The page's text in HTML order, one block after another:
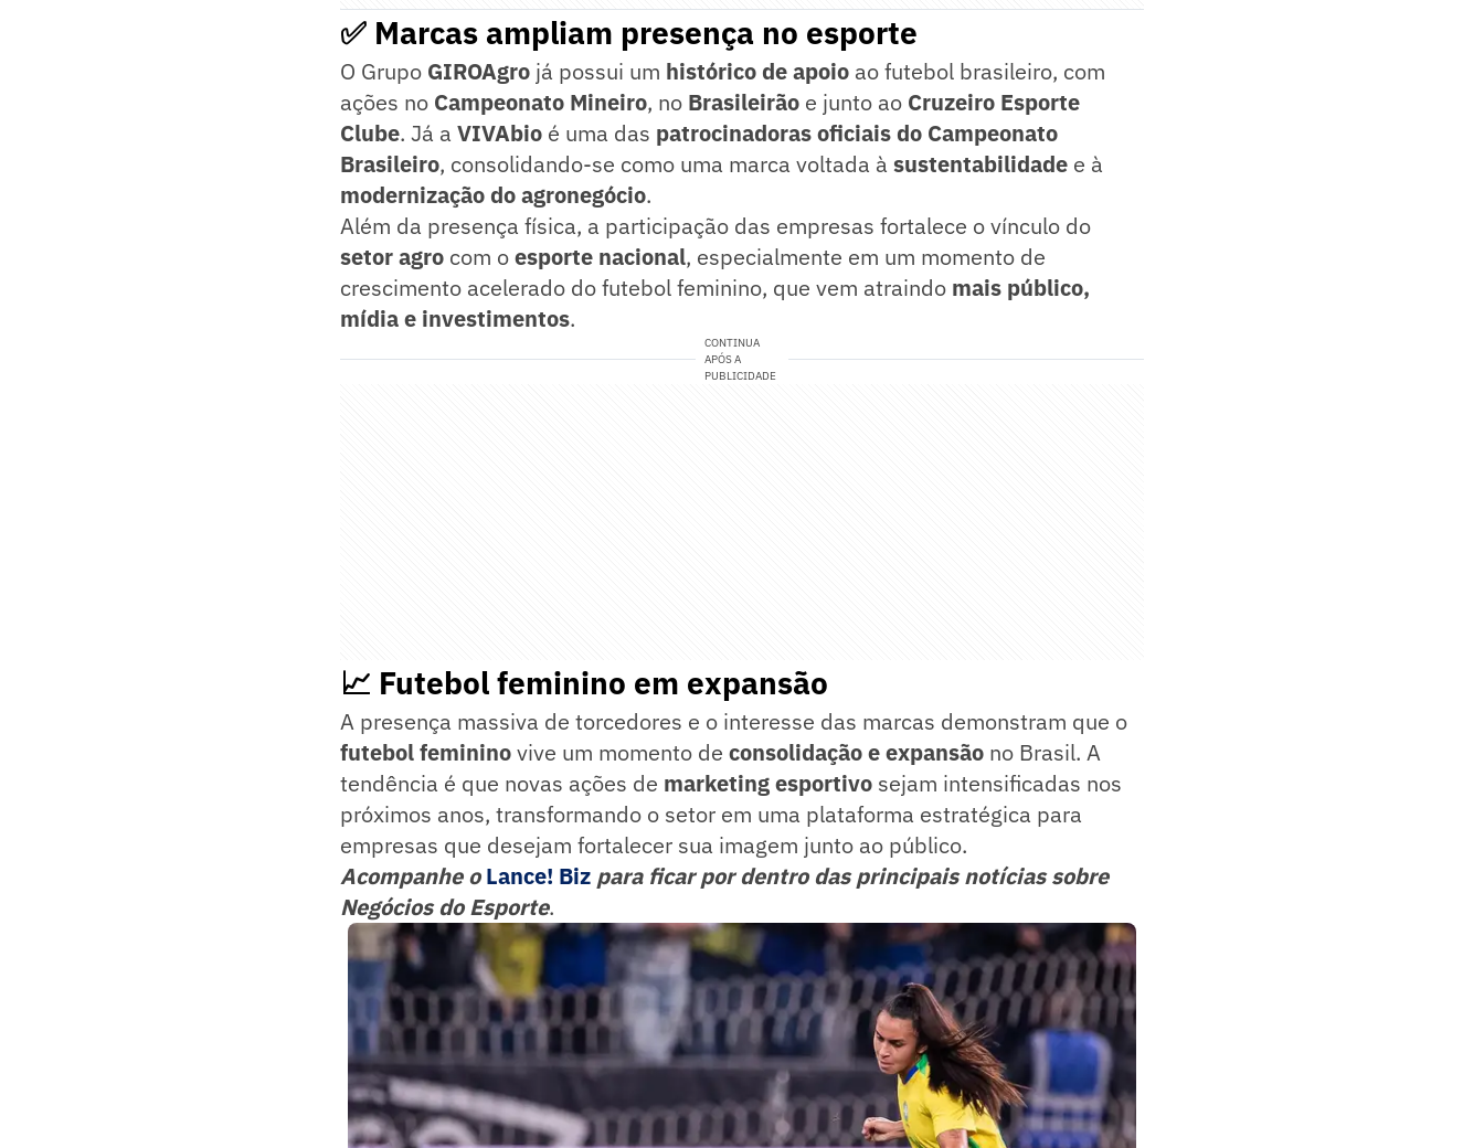
✅ Marcas ampliam presença no esporte
O Grupo GIROAgro já possui um histórico de apoio ao futebol brasileiro, com
ações no Campeonato Mineiro, no Brasileirão e junto ao Cruzeiro Esporte
Clube. Já a VIVAbio é uma das patrocinadoras oficiais do Campeonato
Brasileiro, consolidando-se como uma marca voltada à sustentabilidade e à
modernização do agronegócio.
Além da presença física, a participação das empresas fortalece o vínculo do
setor agro com oesporte nacional, especialmente em um momento de
crescimento acelerado do futebol feminino, que vem atraindo mais público,
mídia e investimentos.
CONTINUA
APÓS A
PUBLICIDADE
📈 Futebol feminino em expansão
A presença massiva de torcedores e o interesse das marcas demonstram que o
futebol femininovive um momento de consolidação e expansão no Brasil. A
tendência é que novas ações de marketing esportivo sejam intensificadas nos
próximos anos, transformando o setor em uma plataforma estratégica para
empresas que desejam fortalecer sua imagem junto ao público.
Acompanhe oLance! Biz para ficar por dentro das principais notícias sobre
Negócios do Esporte.